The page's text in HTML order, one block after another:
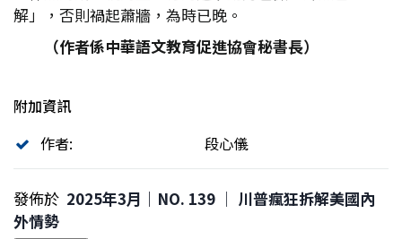
解」，否則禍起蕭牆，為時已晚。
（作者係中華語文教育促進協會秘書長）
附加資訊
作者:
段心儀
發佈於 2025年3月｜NO. 139 │ 川普瘋狂拆解美國內
外情勢